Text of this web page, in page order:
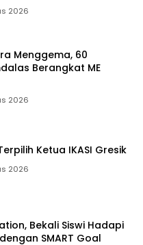
2026
Menggema, 60
Berangkat ME
2026
Ketua IKASI Gresik
2026
Bekali Siswi Hadapi
SMART Goal